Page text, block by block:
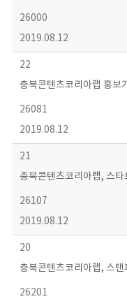
26000
2019.08.12
22
충북콘텐츠코리아랩 홍보
26081
2019.08.12
21
충북콘텐츠코리아랩, 스타
26107
2019.08.12
20
충북콘텐츠코리아랩, 스
26201